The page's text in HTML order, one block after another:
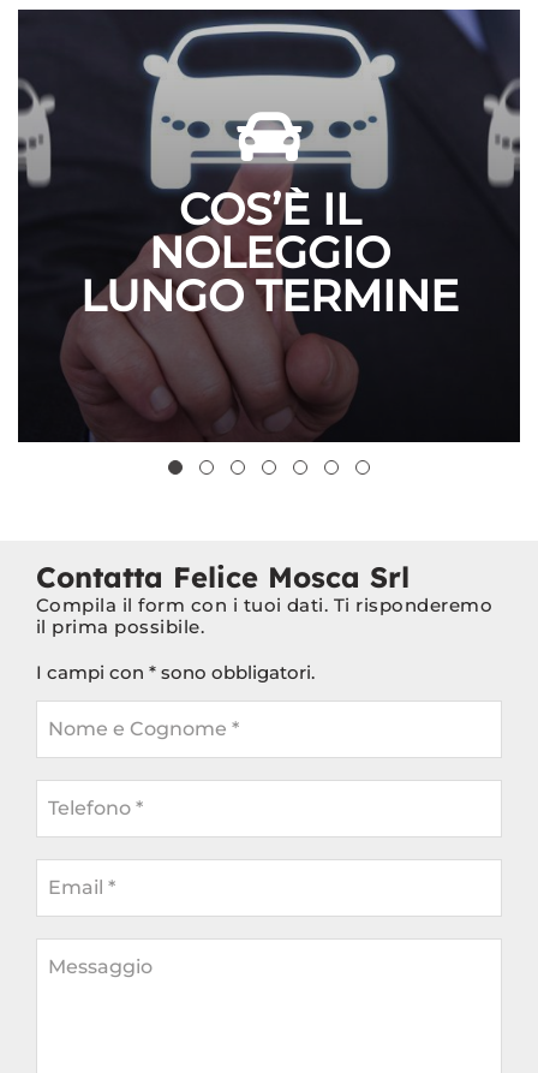
COS’È IL
NOLEGGIO
LUNGO TERMINE
Contatta Felice Mosca Srl
Compila il form con i tuoi dati. Ti risponderemo
il prima possibile.
I campi con * sono obbligatori.
Nome e Cognome *
Telefono *
Email *
Messaggio